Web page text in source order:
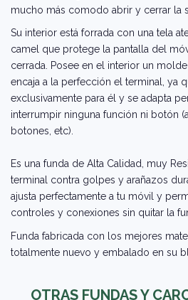
mucho más comodo abrir y cerrar la
Su interior está forrada con una tela
camel que protege la pantalla del
cerrada. Posee en el interior un
encaja a la perfección el terminal, ya
exclusivamente para él y se adapta
interrumpir ninguna función ni botón
botones, etc).
Es una funda de Alta Calidad, muy
terminal contra golpes y arañazos
ajusta perfectamente a tu móvil y
controles y conexiones sin quitar la
Funda fabricada con los mejores
totalmente nuevo y embalado en su
OTRAS FUNDAS Y